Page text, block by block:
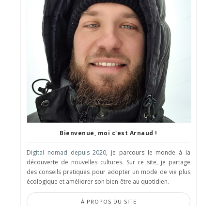
Bienvenue, moi c'est Arnaud !
Digital nomad depuis 2020, je parcours le monde à la
découverte de nouvelles cultures. Sur ce site, je partage
des conseils pratiques pour adopter un mode de vie plus
écologique et améliorer son bien-être au quotidien.
À PROPOS DU SITE